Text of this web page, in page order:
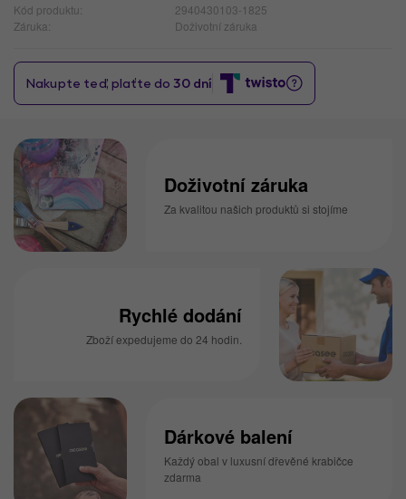
Kód produktu:
2940430103-1825
Záruka:
Doživotní záruka
Doživotní záruka
Za kvalitou našich produktů si stojíme
Rychlé dodání
Zboží expedujeme do 24 hodin.
Dárkové balení
Každý obal v luxusní dřevěné krabičce
zdarma